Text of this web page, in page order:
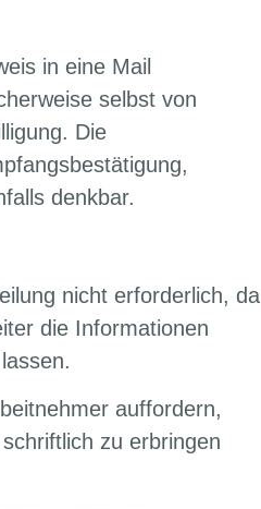
in eine Mail
selbst von
Die
denkbar.
nicht erforderlich, da
die Informationen
auffordern,
zu erbringen